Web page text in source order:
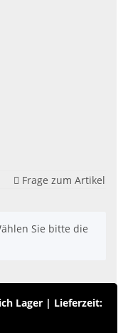
Frage zum Artikel
Sie bitte die
Lager | Lieferzeit: